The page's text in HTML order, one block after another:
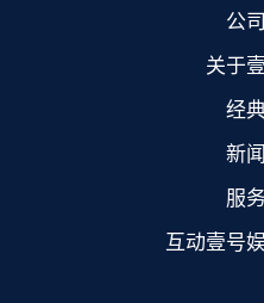
公
关于
经
新
服
互动壹号